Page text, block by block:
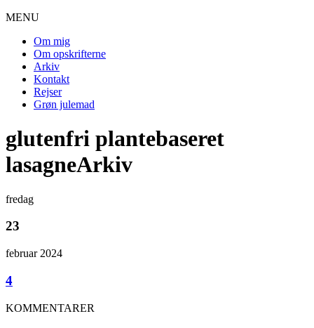
MENU
Om mig
Om opskrifterne
Arkiv
Kontakt
Rejser
Grøn julemad
glutenfri plantebaseret
lasagneArkiv
fredag
23
februar 2024
4
KOMMENTARER